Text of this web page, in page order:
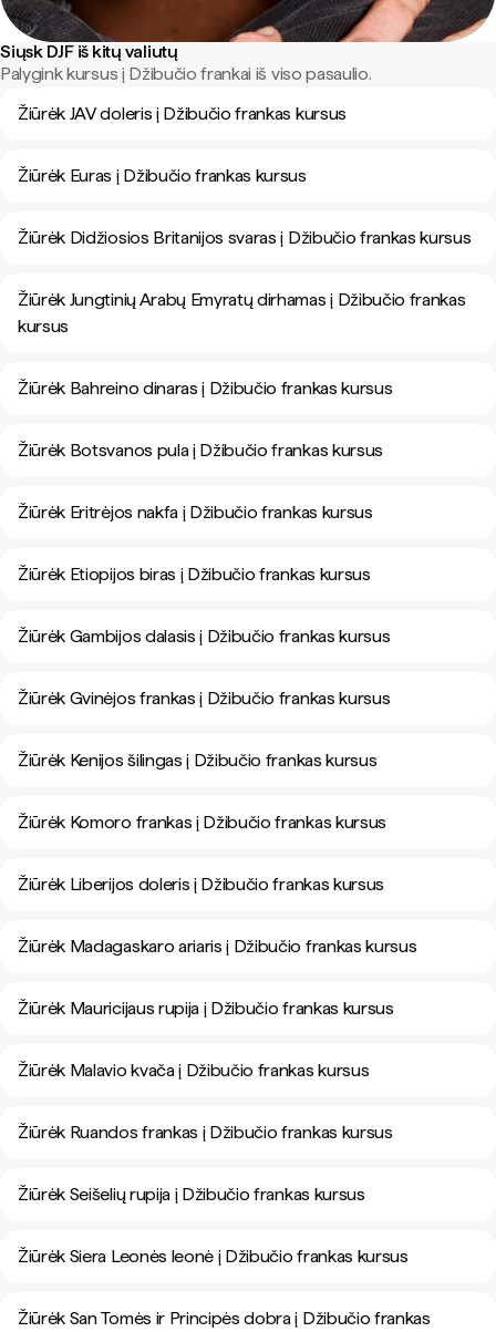
Siųsk DJF iš kitų valiutų
Palygink kursus į Džibučio frankai iš viso pasaulio.
Žiūrėk JAV doleris į Džibučio frankas kursus
Žiūrėk Euras į Džibučio frankas kursus
Žiūrėk Didžiosios Britanijos svaras į Džibučio frankas kursus
Žiūrėk Jungtinių Arabų Emyratų dirhamas į Džibučio frankas
kursus
Žiūrėk Bahreino dinaras į Džibučio frankas kursus
Žiūrėk Botsvanos pula į Džibučio frankas kursus
Žiūrėk Eritrėjos nakfa į Džibučio frankas kursus
Žiūrėk Etiopijos biras į Džibučio frankas kursus
Žiūrėk Gambijos dalasis į Džibučio frankas kursus
Žiūrėk Gvinėjos frankas į Džibučio frankas kursus
Žiūrėk Kenijos šilingas į Džibučio frankas kursus
Žiūrėk Komoro frankas į Džibučio frankas kursus
Žiūrėk Liberijos doleris į Džibučio frankas kursus
Žiūrėk Madagaskaro ariaris į Džibučio frankas kursus
Žiūrėk Mauricijaus rupija į Džibučio frankas kursus
Žiūrėk Malavio kvača į Džibučio frankas kursus
Žiūrėk Ruandos frankas į Džibučio frankas kursus
Žiūrėk Seišelių rupija į Džibučio frankas kursus
Žiūrėk Siera Leonės leonė į Džibučio frankas kursus
Žiūrėk San Tomės ir Principės dobra į Džibučio frankas